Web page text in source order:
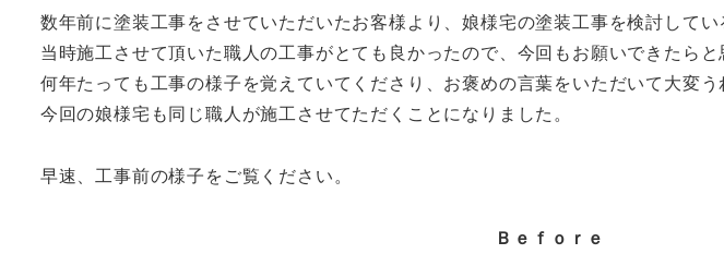
数年前に塗装工事をさせていただいたお客様より、娘様宅の塗装工事を検討してい
当時施工させて頂いた職人の工事がとても良かったので、今回もお願いできたらと
何年たっても工事の様子を覚えていてくださり、お褒めの言葉をいただいて大変う
今回の娘様宅も同じ職人が施工させてただくことになりました。
早速、工事前の様子をご覧ください。
Ｂｅｆｏｒｅ